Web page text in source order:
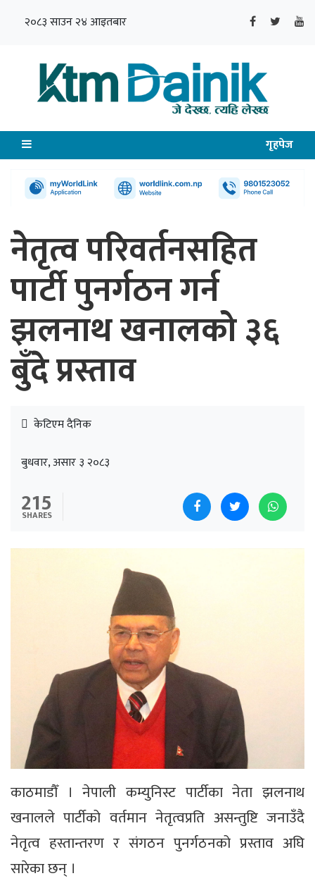
२०८३ साउन २४ आइतबार
गृहपेज
नेतृत्व परिवर्तनसहित
पार्टी पुनर्गठन गर्न
झलनाथ खनालको ३६
बुँदे प्रस्ताव
केटिएम दैनिक
बुधवार, असार ३ २०८३
215
SHARES
काठमाडौँ । नेपाली कम्युनिस्ट पार्टीका नेता झलनाथ
खनालले पार्टीको वर्तमान नेतृत्वप्रति असन्तुष्टि जनाउँदै
नेतृत्व हस्तान्तरण र संगठन पुनर्गठनको प्रस्ताव अघि
सारेका छन् ।